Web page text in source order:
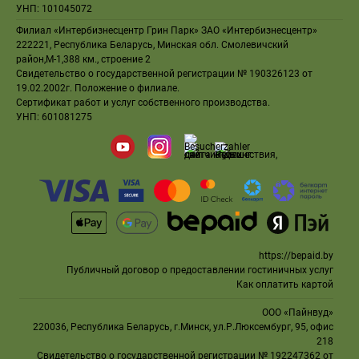
УНП: 101045072
Филиал «Интербизнесцентр Грин Парк» ЗАО «Интербизнесцентр»
222221, Республика Беларусь, Минская обл. Смолевичский
район,М-1,388 км., строение 2
Свидетельство о государственной регистрации № 190326123 от
19.02.2002г. Положение о филиале.
Сертификат работ и услуг собственного производства.
УНП: 601081275
https://bepaid.by
Публичный договор о предоставлении гостиничных услуг
Как оплатить картой
ООО «Пайнвуд»
220036, Республика Беларусь, г.Минск, ул.Р.Люксембург, 95, офис
218
Свидетельство о государственной регистрации № 192247362 от